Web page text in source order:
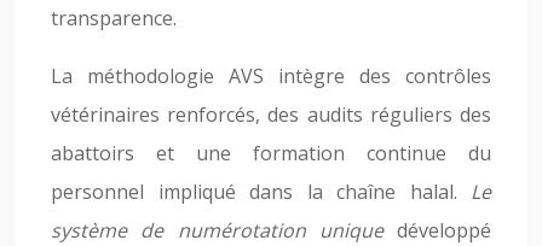
transparence.
La méthodologie AVS intègre des contrôles
vétérinaires renforcés, des audits réguliers des
abattoirs et une formation continue du
personnel impliqué dans la chaîne halal. Le
système de numérotation unique développé